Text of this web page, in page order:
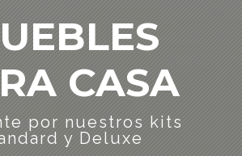
CASA
por nuestros kits
y Deluxe